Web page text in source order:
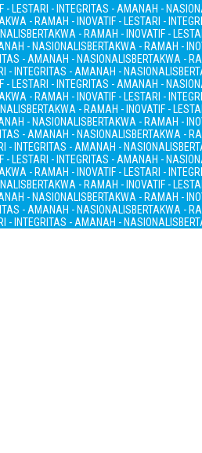
- LESTARI - INTEGRITAS - AMANAH -
- RAMAH - INOVATIF - LESTARI -
BERTAKWA - RAMAH - INOVATIF -
- NASIONALISBERTAKWA - RAMAH -
- AMANAH - NASIONALISBERTAKWA -
- INTEGRITAS - AMANAH - NASIONALIS
- LESTARI - INTEGRITAS - AMANAH -
- RAMAH - INOVATIF - LESTARI -
BERTAKWA - RAMAH - INOVATIF -
- NASIONALISBERTAKWA - RAMAH -
- AMANAH - NASIONALISBERTAKWA -
- INTEGRITAS - AMANAH - NASIONALIS
- LESTARI - INTEGRITAS - AMANAH -
- RAMAH - INOVATIF - LESTARI -
BERTAKWA - RAMAH - INOVATIF -
- NASIONALISBERTAKWA - RAMAH -
- AMANAH - NASIONALISBERTAKWA -
- INTEGRITAS - AMANAH - NASIONALIS